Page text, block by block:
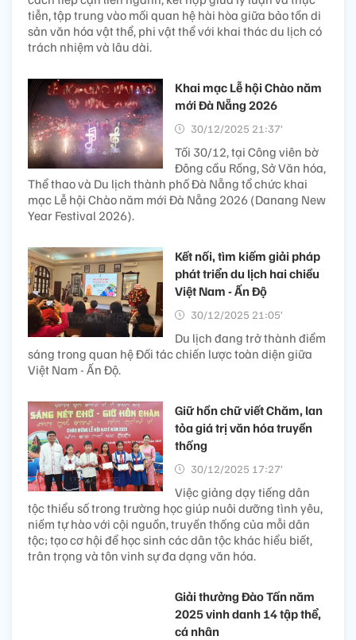
tiễn, tập trung vào mối quan hệ hài hòa giữa bảo tồn di
sản văn hóa vật thể, phi vật thể với khai thác du lịch có
trách nhiệm và lâu dài.
Khai mạc Lễ hội Chào năm
mới Đà Nẵng 2026
30/12/2025 21:37’
Tối 30/12, tại Công viên bờ
Đông cầu Rồng, Sở Văn hóa,
Thể thao và Du lịch thành phố Đà Nẵng tổ chức khai
mạc Lễ hội Chào năm mới Đà Nẵng 2026 (Danang New
Year Festival 2026).
Kết nối, tìm kiếm giải pháp
phát triển du lịch hai chiều
Việt Nam - Ấn Độ
30/12/2025 21:05’
Du lịch đang trở thành điểm
sáng trong quan hệ Đối tác chiến lược toàn diện giữa
Việt Nam - Ấn Độ.
Giữ hồn chữ viết Chăm, lan
tỏa giá trị văn hóa truyền
thống
30/12/2025 17:27’
Việc giảng dạy tiếng dân
tộc thiểu số trong trường học giúp nuôi dưỡng tình yêu,
niềm tự hào với cội nguồn, truyền thống của mỗi dân
tộc; tạo cơ hội để học sinh các dân tộc khác hiểu biết,
trân trọng và tôn vinh sự đa dạng văn hóa.
Giải thưởng Đào Tấn năm
2025 vinh danh 14 tập thể,
cá nhân